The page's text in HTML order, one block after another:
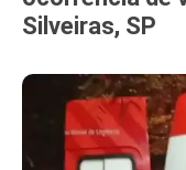
Silveiras, SP